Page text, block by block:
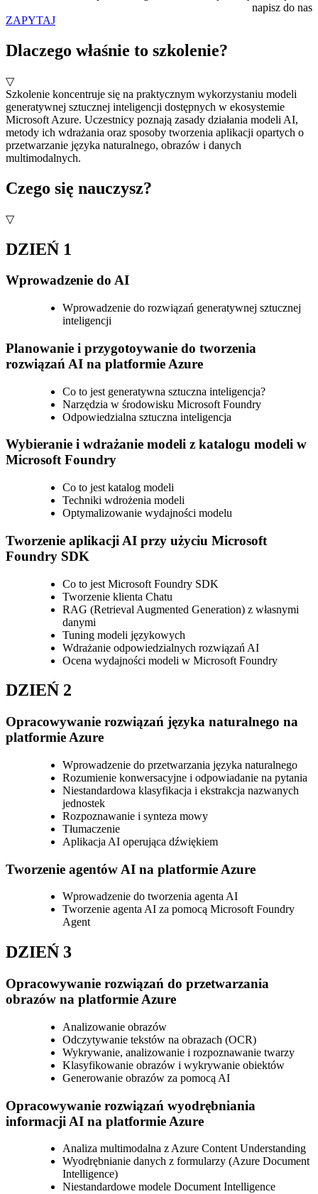
napisz do nas
ZAPYTAJ
Dlaczego właśnie to szkolenie?
▽
Szkolenie koncentruje się na praktycznym wykorzystaniu modeli
generatywnej sztucznej inteligencji dostępnych w ekosystemie
Microsoft Azure. Uczestnicy poznają zasady działania modeli AI,
metody ich wdrażania oraz sposoby tworzenia aplikacji opartych o
przetwarzanie języka naturalnego, obrazów i danych
multimodalnych.
Czego się nauczysz?
▽
DZIEŃ 1
Wprowadzenie do AI
Wprowadzenie do rozwiązań generatywnej sztucznej
inteligencji
Planowanie i przygotoywanie do tworzenia
rozwiązań AI na platformie Azure
Co to jest generatywna sztuczna inteligencja?
Narzędzia w środowisku Microsoft Foundry
Odpowiedzialna sztuczna inteligencja
Wybieranie i wdrażanie modeli z katalogu modeli w
Microsoft Foundry
Co to jest katalog modeli
Techniki wdrożenia modeli
Optymalizowanie wydajności modelu
Tworzenie aplikacji AI przy użyciu Microsoft
Foundry SDK
Co to jest Microsoft Foundry SDK
Tworzenie klienta Chatu
RAG (Retrieval Augmented Generation) z własnymi
danymi
Tuning modeli językowych
Wdrażanie odpowiedzialnych rozwiązań AI
Ocena wydajności modeli w Microsoft Foundry
DZIEŃ 2
Opracowywanie rozwiązań języka naturalnego na
platformie Azure
Wprowadzenie do przetwarzania języka naturalnego
Rozumienie konwersacyjne i odpowiadanie na pytania
Niestandardowa klasyfikacja i ekstrakcja nazwanych
jednostek
Rozpoznawanie i synteza mowy
Tłumaczenie
Aplikacja AI operująca dźwiękiem
Tworzenie agentów AI na platformie Azure
Wprowadzenie do tworzenia agenta AI
Tworzenie agenta AI za pomocą Microsoft Foundry
Agent
DZIEŃ 3
Opracowywanie rozwiązań do przetwarzania
obrazów na platformie Azure
Analizowanie obrazów
Odczytywanie tekstów na obrazach (OCR)
Wykrywanie, analizowanie i rozpoznawanie twarzy
Klasyfikowanie obrazów i wykrywanie obiektów
Generowanie obrazów za pomocą AI
Opracowywanie rozwiązań wyodrębniania
informacji AI na platformie Azure
Analiza multimodalna z Azure Content Understanding
Wyodrębnianie danych z formularzy (Azure Document
Intelligence)
Niestandardowe modele Document Intelligence